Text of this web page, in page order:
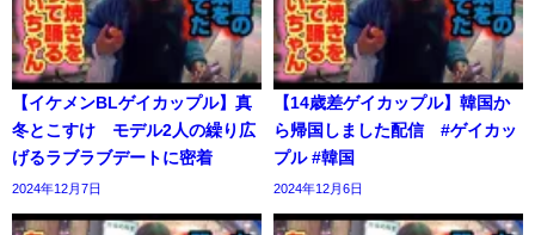
【イケメンBLゲイカップル】真
冬とこすけ モデル2人の繰り広
げるラブラブデートに密着
2024年12月7日
【14歳差ゲイカップル】韓国か
ら帰国しました配信 #ゲイカッ
プル #韓国
2024年12月6日